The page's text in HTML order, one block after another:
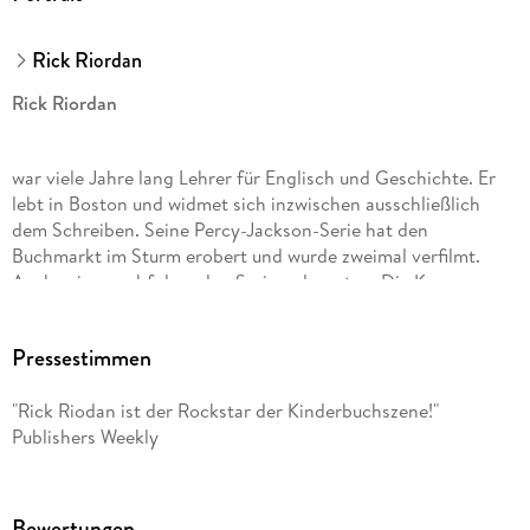
Rick Riordan
Rick Riordan
war viele Jahre lang Lehrer für Englisch und Geschichte. Er
lebt in Boston und widmet sich inzwischen ausschließlich
dem Schreiben. Seine Percy-Jackson-Serie hat den
Buchmarkt im Sturm erobert und wurde zweimal verfilmt.
Auch seine nachfolgenden Serien, darunter »Die Kane-
auf Anhieb den Sprung auf die internationalen
Volkskunde und übersetzt unter anderem aus dem
Pressestimmen
"Rick Riodan ist der Rockstar der Kinderbuchszene!"
Publishers Weekly